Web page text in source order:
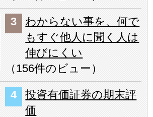
わからない事を、何で
もすぐ他人に聞く人は
伸びにくい
（156件のビュー ）
投資有価証券の期末評
価